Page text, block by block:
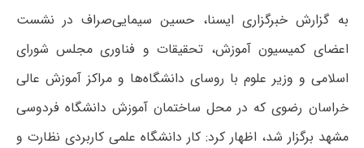
به گزارش خبرگزاری ایسنا، حسین سیمایی‌صراف در نشست
اعضای کمیسیون آموزش، تحقیقات و فناوری مجلس شورای
اسلامی و وزیر علوم با روسای دانشگاه‌ها و مراکز آموزش عالی
خراسان رضوی که در محل ساختمان آموزش دانشگاه فردوسی
مشهد برگزار شد، اظهار کرد: کار دانشگاه علمی کاربردی نظارت و